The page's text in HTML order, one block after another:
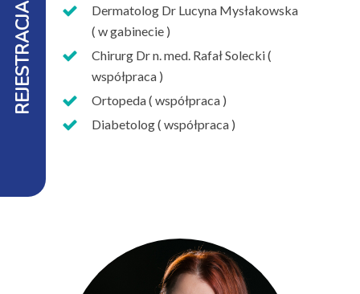
Dermatolog Dr Lucyna Mysłakowska
( w gabinecie )
Chirurg Dr n. med. Rafał Solecki (
współpraca )
Ortopeda ( współpraca )
Diabetolog ( współpraca )
REJESTRACJA